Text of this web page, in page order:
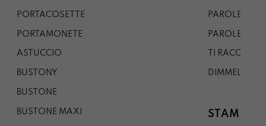
PORTACOSETTE
PORTAMONETE
ASTUCCIO
BUSTONY
BUSTONE
BUSTONE MAXI
PAROLE DAL
PAROLE DA
TI
DIMMELO
STAMPE